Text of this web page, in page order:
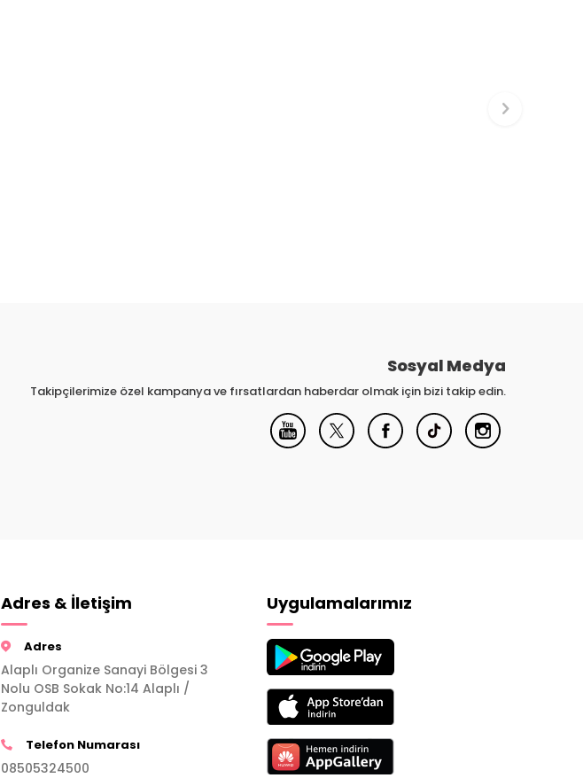
Sosyal Medya
Takipçilerimize özel kampanya ve fırsatlardan haberdar olmak için bizi takip edin.
Adres & İletişim
Adres
Alaplı Organize Sanayi Bölgesi 3
Nolu OSB Sokak No:14 Alaplı /
Zonguldak
Telefon Numarası
08505324500
Uygulamalarımız